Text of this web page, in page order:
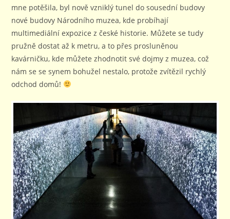
mne potěšila, byl nově vzniklý tunel do sousední budovy
nové budovy Národního muzea, kde probíhají
multimediální expozice z české historie. Můžete se tudy
pružně dostat až k metru, a to přes prosluněnou
kavárničku, kde můžete zhodnotit své dojmy z muzea, což
nám se se synem bohužel nestalo, protože zvítězil rychlý
odchod domů!